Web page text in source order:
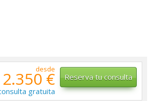
desde
2.350 €
gratuita
Reserva tu consulta